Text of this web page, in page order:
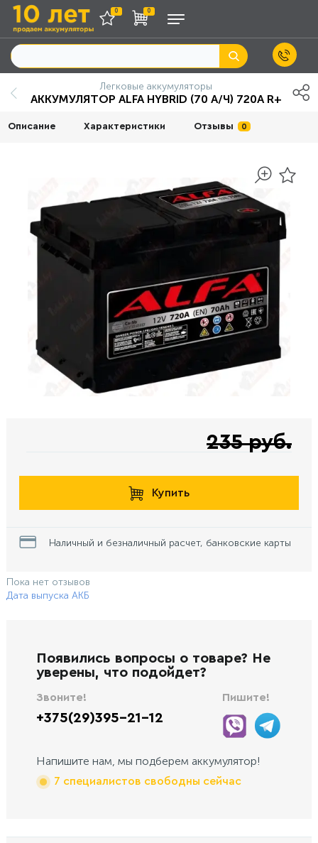
0 0
Легковые аккумуляторы
АККУМУЛЯТОР ALFA HYBRID (70 A/Ч) 720A R+
Описание Характеристики Отзывы 0
235 руб.
Купить
Наличный и безналичный расчет, банковские карты
Пока нет отзывов
Дата выпуска АКБ
Появились вопросы о товаре? Не
уверены, что подойдет?
Звоните!
+375(29)395-21-12
Пишите!
Напишите нам, мы подберем аккумулятор!
7 специалистов свободны сейчас